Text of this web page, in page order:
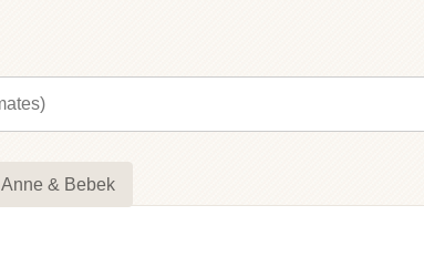
Anne & Bebek